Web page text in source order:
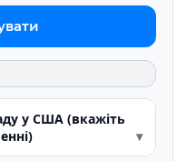
у США (вкажіть